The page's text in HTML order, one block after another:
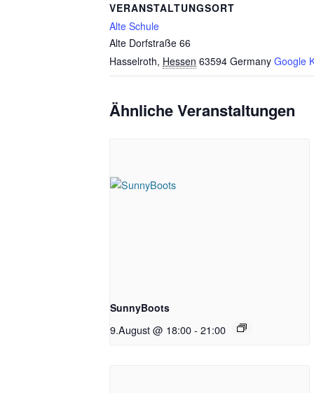
VERANSTALTUNGSORT
Alte Schule
Alte Dorfstraße 66
Hasselroth, Hessen 63594 Germany Google
Ähnliche Veranstaltungen
SunnyBoots
9.August @ 18:00- 21:00